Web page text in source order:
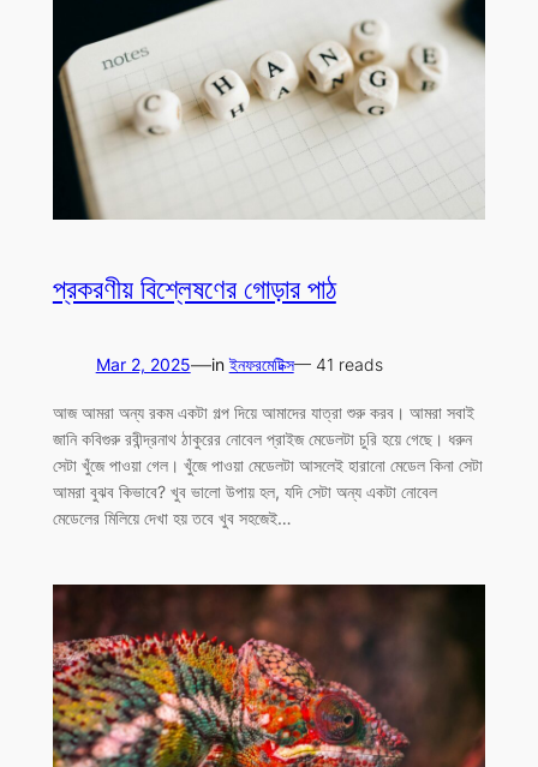
প্রকরণীয় বিশ্লেষণের গোড়ার পাঠ
Mar 2, 2025—inইনফরমেটিক্স— 41 reads
আজ আমরা অন্য রকম একটা গল্প দিয়ে আমাদের যাত্রা শুরু করব। আমরা সবাই
জানি কবিগুরু রবীন্দ্রনাথ ঠাকুরের নোবেল প্রাইজ মেডেলটা চুরি হয়ে গেছে। ধরুন
সেটা খুঁজে পাওয়া গেল। খুঁজে পাওয়া মেডেলটা আসলেই হারানো মেডেল কিনা সেটা
আমরা বুঝব কিভাবে? খুব ভালো উপায় হল, যদি সেটা অন্য একটা নোবেল
মেডেলের মিলিয়ে দেখা হয় তবে খুব সহজেই…